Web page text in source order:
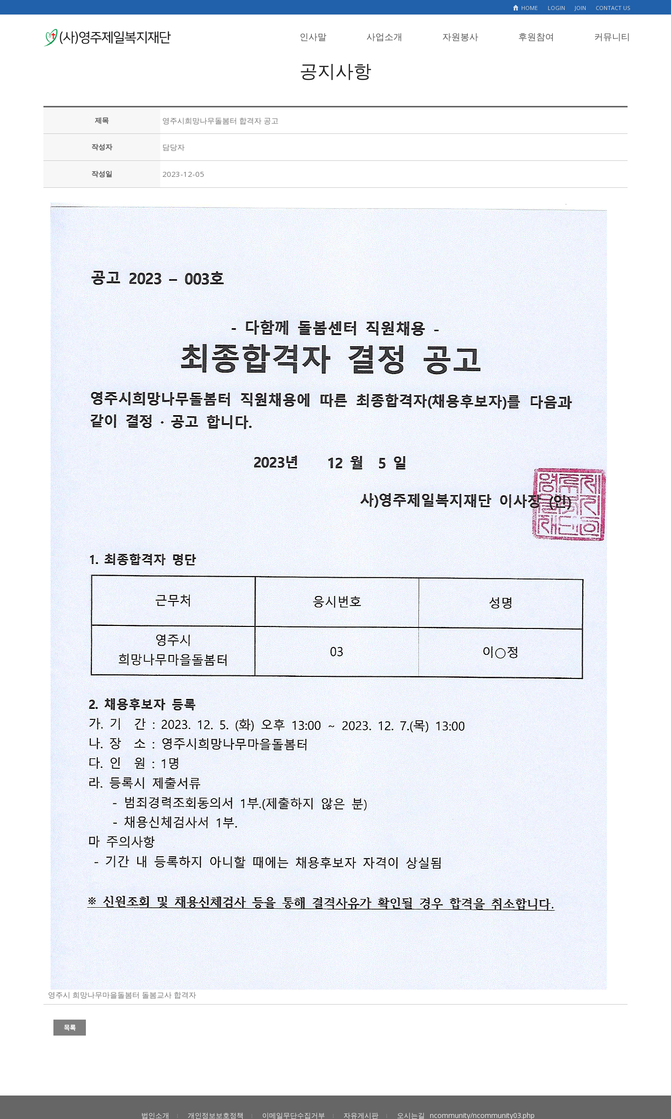
HOME LOGIN JOIN CONTACT US
인사말 사업소개 자원봉사 후원참여 커뮤니티
공지사항
제목 영주시희망나무돌봄터 합격자 공고
작성자 담당자
작성일 2023-12-05
영주시 희망나무마을돌봄터 돌봄교사 합격자
법인소개 l 개인정보보호정책 l 이메일무단수집거부 l 자유게시판 l 오시는길 ncommunity/ncommunity03.php